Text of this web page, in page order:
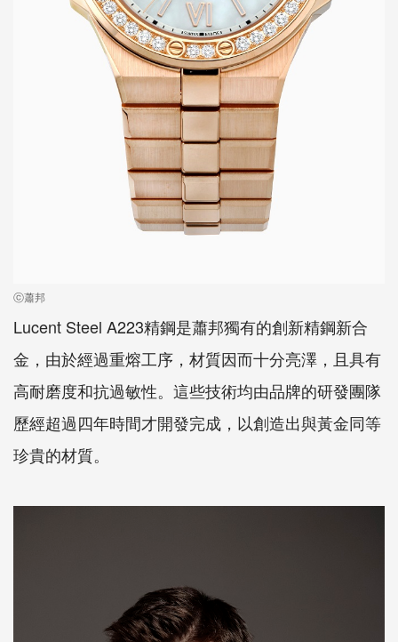
ⓒ蕭邦
Lucent Steel A223精鋼是蕭邦獨有的創新精鋼新合
金，由於經過重熔工序，材質因而十分亮澤，且具有
高耐磨度和抗過敏性。這些技術均由品牌的研發團隊
歷經超過四年時間才開發完成，以創造出與黃金同等
珍貴的材質。